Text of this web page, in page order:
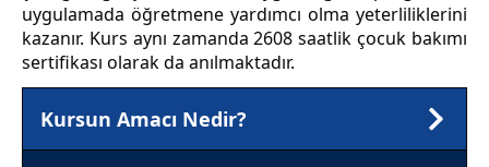
uygulamada öğretmene yardımcı olma yeterliliklerini
kazanır. Kurs aynı zamanda 2608 saatlik çocuk bakımı
sertifikası olarak da anılmaktadır.
Kursun Amacı Nedir?